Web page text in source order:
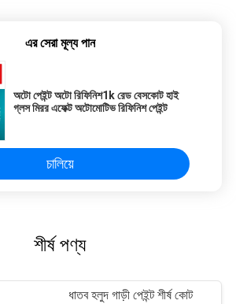
এর সেরা মূল্য পান
অটো পেইন্ট অটো রিফিনিশ1k রেড বেসকোট হাই
গ্লস মিরর এফেক্ট অটোমোটিভ রিফিনিশ পেইন্ট
চালিয়ে
শীর্ষ পণ্য
ধাতব হলুদ গাড়ী পেইন্ট শীর্ষ কোট